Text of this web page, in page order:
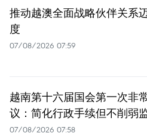
推动越澳全面战略伙伴关系
度
07/08/2026 07:59
越南第十六届国会第一次非
议：简化行政手续但不削弱
07/08/2026 07:58